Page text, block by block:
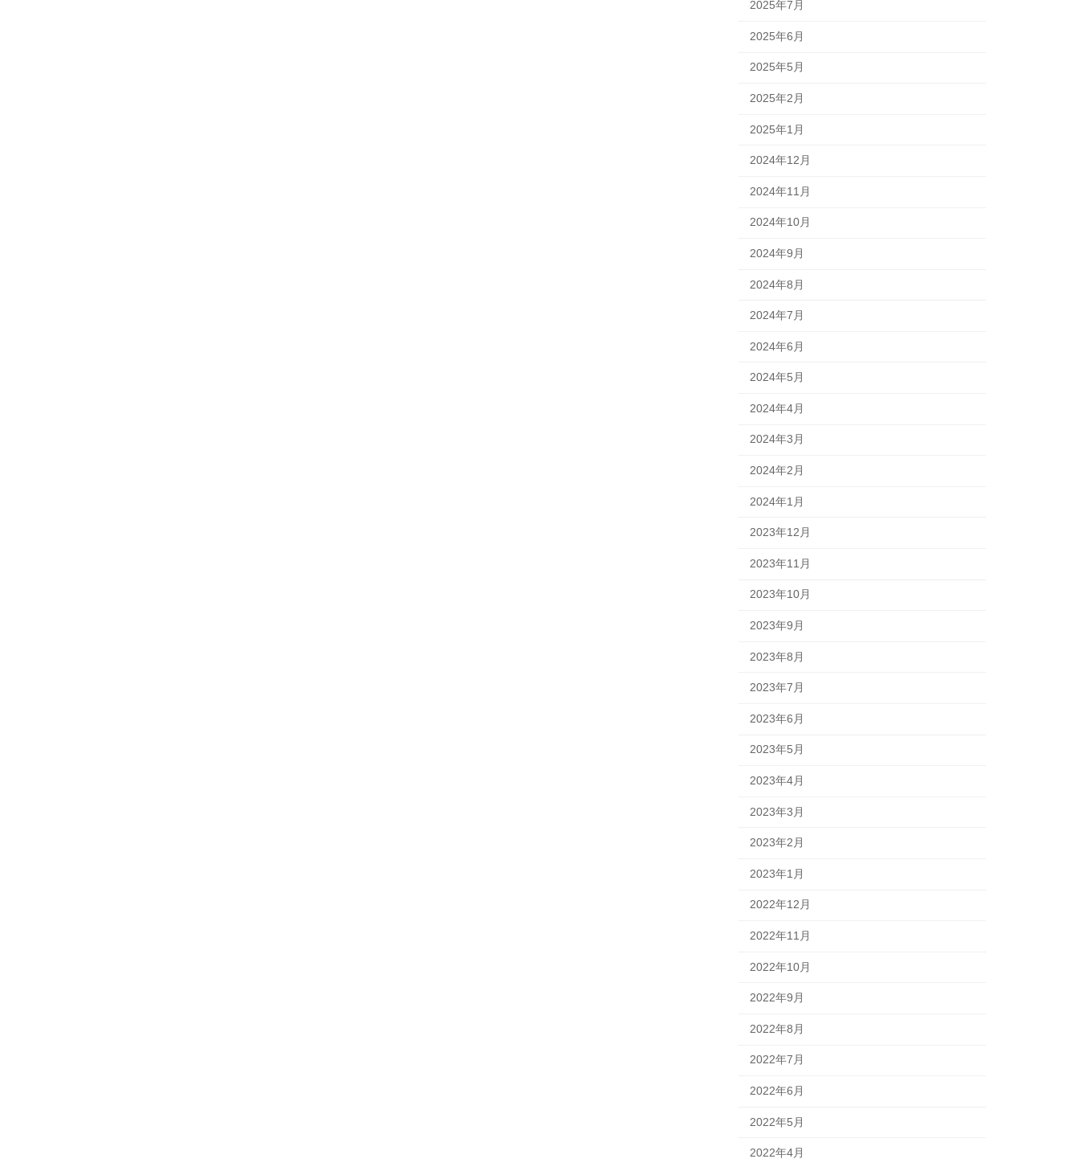
2025年7月
2025年6月
2025年5月
2025年2月
2025年1月
2024年12月
2024年11月
2024年10月
2024年9月
2024年8月
2024年7月
2024年6月
2024年5月
2024年4月
2024年3月
2024年2月
2024年1月
2023年12月
2023年11月
2023年10月
2023年9月
2023年8月
2023年7月
2023年6月
2023年5月
2023年4月
2023年3月
2023年2月
2023年1月
2022年12月
2022年11月
2022年10月
2022年9月
2022年8月
2022年7月
2022年6月
2022年5月
2022年4月